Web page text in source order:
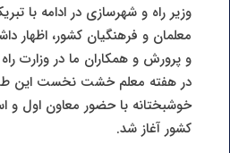
وزیر راه و شهرسازی در ادامه با
معلمان و فرهنگیان کشور، اظهار
و پرورش و همکاران ما در وزارت
در هفته معلم خشت نخست این
خوشبختانه با حضور معاون اول و
کشور آغاز شد.